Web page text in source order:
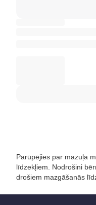
Parūpējies par mazuļa
līdzekļiem. Nodrošini
drošiem mazgāšanās